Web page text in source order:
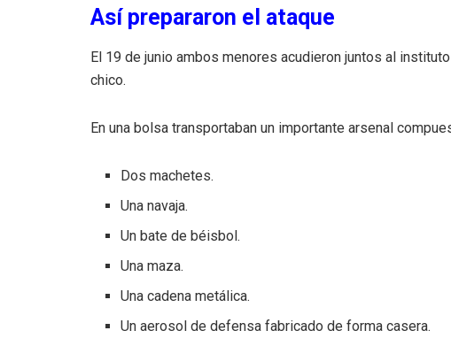
Así prepararon el ataque
El 19 de junio ambos menores acudieron juntos al
chico.
En una bolsa transportaban un importante arsenal
Dos machetes.
Una navaja.
Un bate de béisbol.
Una maza.
Una cadena metálica.
Un aerosol de defensa fabricado de forma casera.